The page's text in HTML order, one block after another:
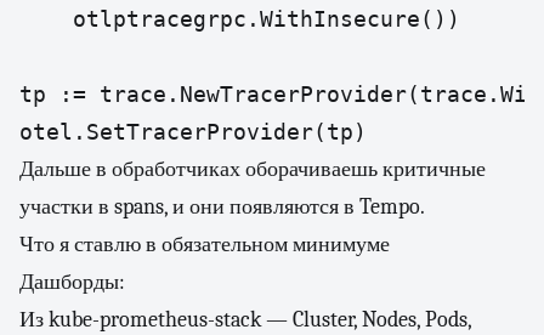
    otlptracegrpc.WithInsecure())
tp :=
otel.SetTracerProvider(tp)
Дальше в обработчиках оборачиваешь критичные
участки в spans, и они появляются в Tempo.
Что я ставлю в обязательном минимуме
Дашборды:
Из kube-prometheus-stack — Cluster, Nodes, Pods,